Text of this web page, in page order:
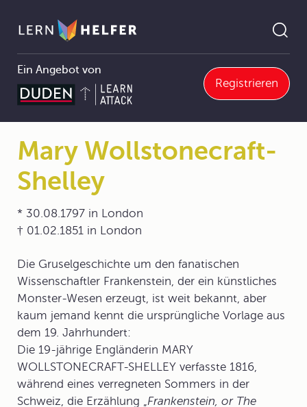
Ein Angebot von
Registrieren
Pfadnavigation
4.8 Literatur des 19. Jahrhunderts 4.8.3 Romantik außerhalb Deutschlands Mary Wollstonecraft-Shelley
Mary Wollstonecraft-
Shelley
* 30.08.1797 in London
† 01.02.1851 in London
Die Gruselgeschichte um den fanatischen
Wissenschaftler Frankenstein, der ein künstliches
Monster-Wesen erzeugt, ist weit bekannt, aber
kaum jemand kennt die ursprüngliche Vorlage aus
dem 19. Jahrhundert:
Die 19-jährige Engländerin MARY
WOLLSTONECRAFT-SHELLEY verfasste 1816,
während eines verregneten Sommers in der
Schweiz, die Erzählung „Frankenstein, or The